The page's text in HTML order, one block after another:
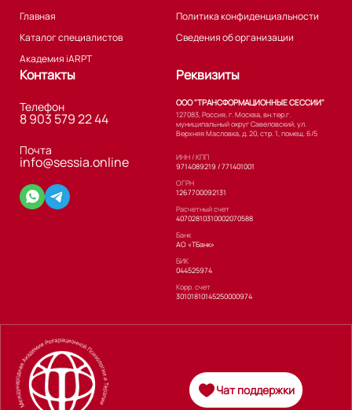
Главная
Каталог специалистов
Академия iARPT
Политика конфиденциальности
Сведения об организации
Контакты
Телефон
8 903 579 22 44
Почта
info@sessia.online
Реквизиты
ООО "ТРАНСФОРМАЦИОННЫЕ СЕССИИ"
127083, Россия, г. Москва, вн.тер.г.
муниципальный округ Савеловский, ул.
Верхняя Масловка, д. 20, стр. 1, помещ. 6/5
ИНН / КПП
9714089219 / 771401001
ОГРН
1267700092131
Расчетный счет
40702810310002070588
Банк
АО «ТБанк»
БИК
044525974
Корр. счет
30101810145250000974
Чат поддержки